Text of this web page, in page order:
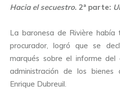
Hacia el secuestro. 2ª parte:
La baronesa de Rivière había
procurador, logró que se
marqués sobre el informe
administración de los
Enrique Dubreuil.